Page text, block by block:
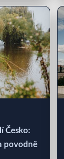
Česko:
povodně